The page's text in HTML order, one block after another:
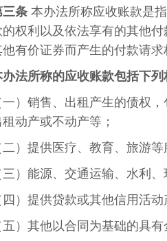
三条本办法所称应收账款是
的权利以及依法享有的其他
有价证券而产生的付款请
办法所称的应收账款包括下列
一）销售、出租产生的债权
动产或不动产等；
二）提供医疗、教育、旅游
三）能源、交通运输、水利
四）提供贷款或其他信用活动
五）其他以合同为基础的具